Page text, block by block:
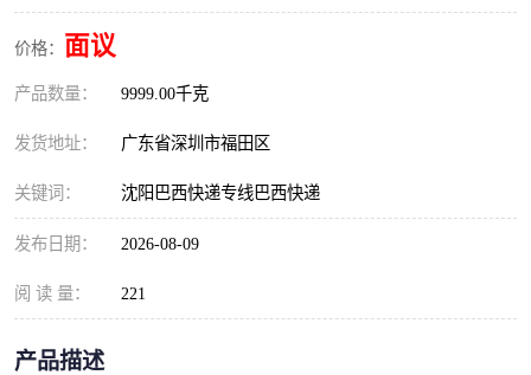
价格： 面议
产品数量： 9999.00千克
发货地址： 广东省深圳市福田区
关键词： 沈阳巴西快递专线巴西快递
发布日期： 2026-08-09
阅 读 量： 221
产品描述